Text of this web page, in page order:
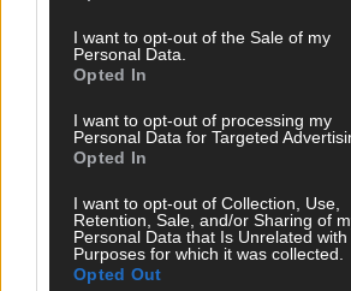
I want to opt-out of the Sale of my
Personal Data.
Opted In
I want to opt-out of processing my
Personal Data for Targeted
Opted In
I want to opt-out of Collection, Use,
Retention, Sale, and/or Sharing of
Personal Data that Is Unrelated
Purposes for which it was collected.
Opted Out
SCHNELL ZUM RESSORT
Nachrichten
Ratgeber
Wissen
Kommentar